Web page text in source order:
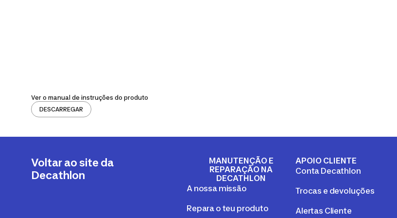
Ver o manual de instruções do produto
DESCARREGAR
Voltar ao site da
Decathlon
MANUTENÇÃO E
REPARAÇÃO NA
DECATHLON
A nossa missão
Repara o teu produto
APOIO CLIENTE
Conta Decathlon
Trocas e devoluções
Alertas Cliente